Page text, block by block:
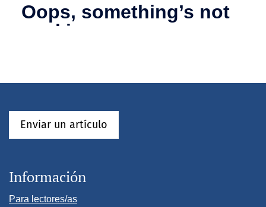
Enviar un artículo
Información
Para lectores/as